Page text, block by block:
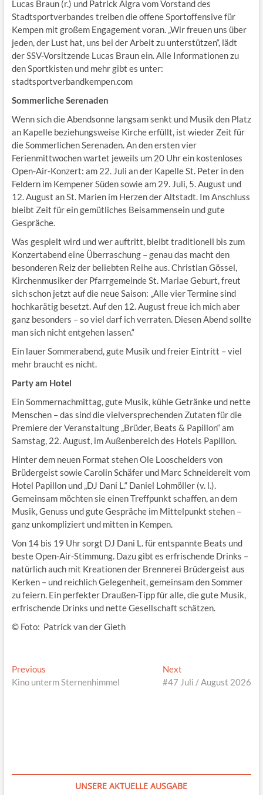
Lucas Braun (r.) und Patrick Algra vom Vorstand des
Stadtsportverbandes treiben die offene Sportoffensive für
Kempen mit großem Engagement voran. „Wir freuen uns über
jeden, der Lust hat, uns bei der Arbeit zu unterstützen“, lädt
der SSV-Vorsitzende Lucas Braun ein. Alle Informationen zu
den Sportkisten und mehr gibt es unter:
stadtsportverbandkempen.com
Sommerliche Serenaden
Wenn sich die Abendsonne langsam senkt und Musik den Platz
an Kapelle beziehungsweise Kirche erfüllt, ist wieder Zeit für
die Sommerlichen Serenaden. An den ersten vier
Ferienmittwochen wartet jeweils um 20 Uhr ein kostenloses
Open-Air-Konzert: am 22. Juli an der Kapelle St. Peter in den
Feldern im Kempener Süden sowie am 29. Juli, 5. August und
12. August an St. Marien im Herzen der Altstadt. Im Anschluss
bleibt Zeit für ein gemütliches Beisammensein und gute
Gespräche.
Was gespielt wird und wer auftritt, bleibt traditionell bis zum
Konzertabend eine Überraschung – genau das macht den
besonderen Reiz der beliebten Reihe aus. Christian Gössel,
Kirchenmusiker der Pfarrgemeinde St. Mariae Geburt, freut
sich schon jetzt auf die neue Saison: „Alle vier Termine sind
hochkarätig besetzt. Auf den 12. August freue ich mich aber
ganz besonders – so viel darf ich verraten. Diesen Abend sollte
man sich nicht entgehen lassen.“
Ein lauer Sommerabend, gute Musik und freier Eintritt – viel
mehr braucht es nicht.
Party am Hotel
Ein Sommernachmittag, gute Musik, kühle Getränke und nette
Menschen – das sind die vielversprechenden Zutaten für die
Premiere der Veranstaltung „Brüder, Beats & Papillon“ am
Samstag, 22. August, im Außenbereich des Hotels Papillon.
Hinter dem neuen Format stehen Ole Looschelders von
Brüdergeist sowie Carolin Schäfer und Marc Schneidereit vom
Hotel Papillon und „DJ Dani L.“ Daniel Lohmöller (v. l.).
Gemeinsam möchten sie einen Treffpunkt schaffen, an dem
Musik, Genuss und gute Gespräche im Mittelpunkt stehen –
ganz unkompliziert und mitten in Kempen.
Von 14 bis 19 Uhr sorgt DJ Dani L. für entspannte Beats und
beste Open-Air-Stimmung. Dazu gibt es erfrischende Drinks –
natürlich auch mit Kreationen der Brennerei Brüdergeist aus
Kerken – und reichlich Gelegenheit, gemeinsam den Sommer
zu feiern. Ein perfekter Draußen-Tipp für alle, die gute Musik,
erfrischende Drinks und nette Gesellschaft schätzen.
© Foto: Patrick van der Gieth
Beitragsnavigation
PreviousPrevious
post:
Kino unterm Sternenhimmel
Next
post:
#47 Juli / August 2026
UNSERE AKTUELLE AUSGABE